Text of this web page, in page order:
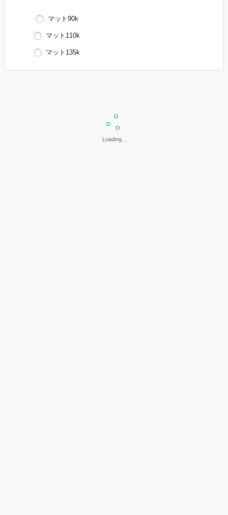
マット90k
マット110k
マット135k
両面カラー」の表に分かれています。
Loading...